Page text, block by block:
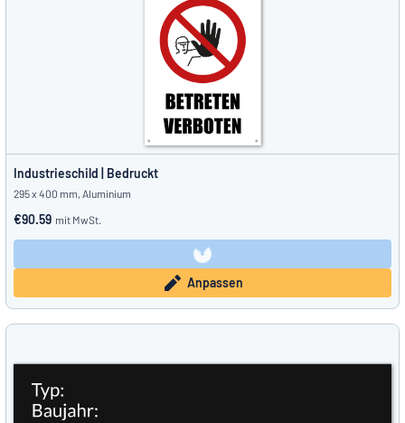
Industrieschild | Bedruckt
295 x 400 mm, Aluminium
€90.59 mit MwSt.
Anpassen